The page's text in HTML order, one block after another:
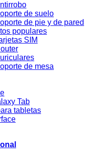
de suelo
de pie y de pared
populares
SIM
de mesa
Tab
tabletas